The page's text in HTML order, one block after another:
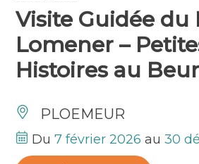
Visite Guidée du
Lomener –
Histoires au
PLOEMEUR
Du7 février 2026 au30